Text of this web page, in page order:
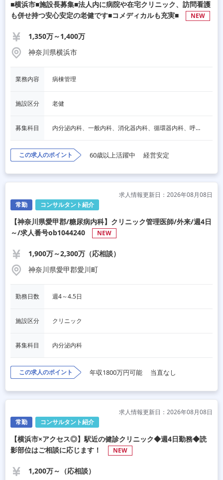
■横浜市■施設長募集■法人内に病院や在宅クリニック、訪問看護
も併せ持つ安心安定の老健です■コメディカルも充実■
NEW
1,350万～1,400万
神奈川県横浜市
業務内容 病棟管理
施設区分 老健
募集科目 内分泌内科、一般内科、消化器内科、循環器内科、呼吸器内科、血液内科、脳神経内科、老人内科
この求人のポイント 60歳以上活躍中 経営安定
常勤 コンサルタント紹介
求人情報更新日：2026年08月08日
【神奈川県愛甲郡/糖尿病内科】クリニック管理医師/外来/週4日
～/求人番号ob1044240
NEW
1,900万～2,300万（応相談）
神奈川県愛甲郡愛川町
勤務日数 週4～4.5日
施設区分 クリニック
募集科目 内分泌内科
この求人のポイント 年収1800万円可能 当直なし
常勤 コンサルタント紹介
求人情報更新日：2026年08月08日
【横浜市×アクセス◎】駅近の健診クリニック◆週4日勤務◆読
影部位はご相談に応じます！
NEW
1,200万～（応相談）